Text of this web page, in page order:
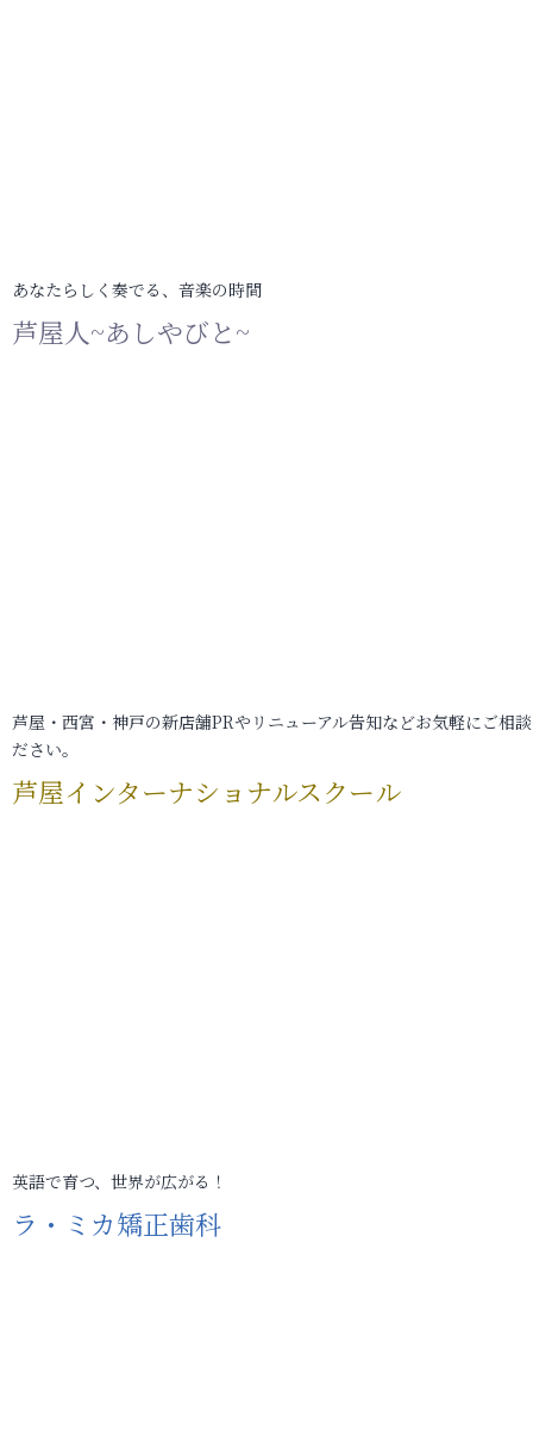
あなたらしく奏でる、音楽の時間
芦屋人~あしやびと~
芦屋・西宮・神戸の新店舗PRやリニューアル告知などお気軽にご相
ださい。
芦屋インターナショナルスクール
英語で育つ、世界が広がる！
ラ・ミカ矯正歯科